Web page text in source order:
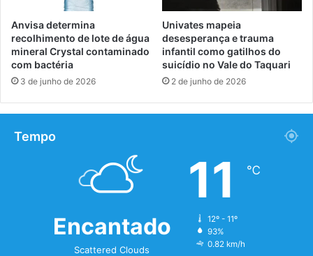
Anvisa determina
recolhimento de lote de água
mineral Crystal contaminado
com bactéria
3 de junho de 2026
Univates mapeia
desesperança e trauma
infantil como gatilhos do
suicídio no Vale do Taquari
2 de junho de 2026
Tempo
Encantado
Scattered Clouds
11 ℃
12º - 11º
93%
0.82 km/h